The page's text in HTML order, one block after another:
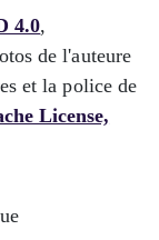
4.0,
de l'auteure
et la police de
License,